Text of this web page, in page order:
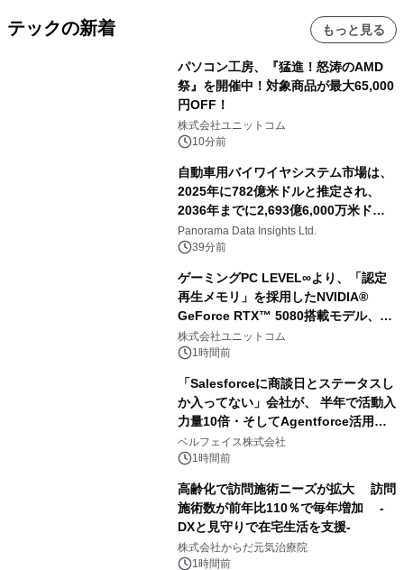
テックの新着 もっと見る
パソコン工房、『猛進！怒涛のAMD
祭』を開催中！対象商品が最大65,000
円OFF！
株式会社ユニットコム
10分前
自動車用バイワイヤシステム市場は、
2025年に782億米ドルと推定され、
2036年までに2,693億6,000万米ドル
に達すると予測されており、予測期間
（2026年～2036年）
Panorama Data Insights Ltd.
39分前
ゲーミングPC LEVEL∞より、「認定
再生メモリ」を採用したNVIDIA®
GeForce RTX™ 5080搭載モデル、
NVIDIA® GeForce RTX™ 5070 Ti搭
載モデルを販売開始
株式会社ユニットコム
1時間前
「Salesforceに商談日とステータスし
か入ってない」会社が、 半年で活動入
力量10倍・そしてAgentforce活用へ
── 敷島住宅×bellSalesAI事例公開
ベルフェイス株式会社
1時間前
高齢化で訪問施術ニーズが拡大 訪問
施術数が前年比110％で毎年増加 -
DXと見守りで在宅生活を支援-
株式会社からだ元気治療院
1時間前